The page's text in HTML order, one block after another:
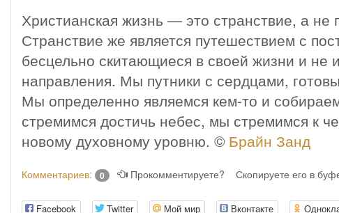
Христианская жизнь — это странствие, а
Странствие же является путешествием с
бесцельно скитающиеся в своей жизни и
направления. Мы путники с сердцами,
Мы определенно являемся кем-то и
стремимся достичь небес, мы стремимся к
новому духовному уровню. © Брайн Занд
Комментариев: 0 Прокомментируете? Скопируете его в
Facebook Twitter Мой мир Вконтакте